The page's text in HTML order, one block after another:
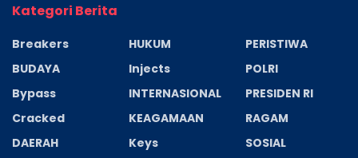
Kategori Berita
Breakers
BUDAYA
Bypass
Cracked
DAERAH
HUKUM
Injects
INTERNASIONAL
KEAGAMAAN
Keys
PERISTIWA
POLRI
PRESIDEN RI
RAGAM
SOSIAL